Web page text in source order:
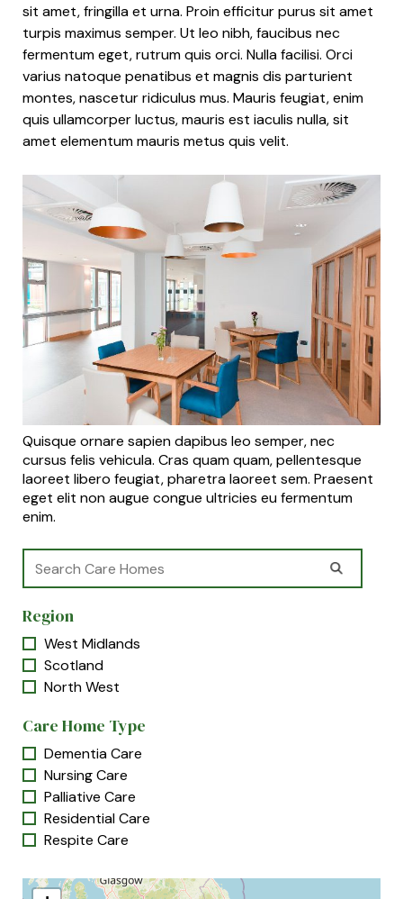
sit amet, fringilla et urna. Proin efficitur purus sit amet
turpis maximus semper. Ut leo nibh, faucibus nec
fermentum eget, rutrum quis orci. Nulla facilisi. Orci
varius natoque penatibus et magnis dis parturient
montes, nascetur ridiculus mus. Mauris feugiat, enim
quis ullamcorper luctus, mauris est iaculis nulla, sit
amet elementum mauris metus quis velit.
Quisque ornare sapien dapibus leo semper, nec
cursus felis vehicula. Cras quam quam, pellentesque
laoreet libero feugiat, pharetra laoreet sem. Praesent
eget elit non augue congue ultricies eu fermentum
enim.
Region
West Midlands
Scotland
North West
Care Home Type
Dementia Care
Nursing Care
Palliative Care
Residential Care
Respite Care